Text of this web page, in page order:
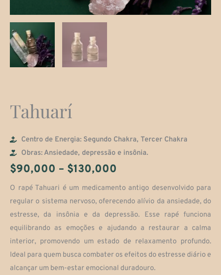
Tahuarí
Centro de Energia: Segundo Chakra, Tercer Chakra
Obras: Ansiedade, depressão e insônia.
$90,000 – $130,000
de
preço:
$90,000
através
$130,000
O rapé Tahuari é um medicamento antigo desenvolvido para
regular o sistema nervoso, oferecendo alívio da ansiedade, do
estresse, da insônia e da depressão. Esse rapé funciona
equilibrando as emoções e ajudando a restaurar a calma
interior, promovendo um estado de relaxamento profundo.
Ideal para quem busca combater os efeitos do estresse diário e
alcançar um bem-estar emocional duradouro.